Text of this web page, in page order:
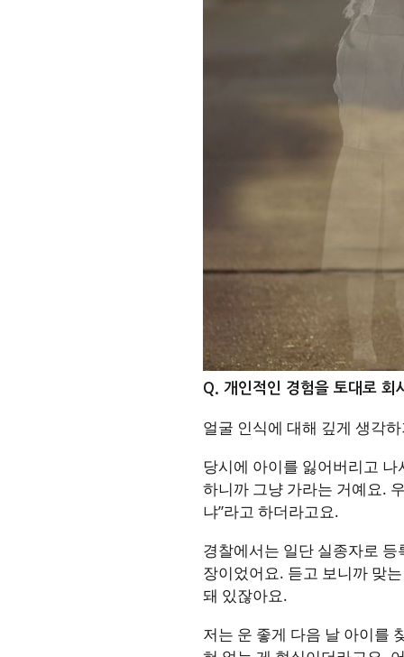
Q. 개인적인 경험을 토대로 회
얼굴 인식에 대해 깊게 생각
당시에 아이를 잃어버리고
하니까 그냥 가라는 거예요.
냐”라고 하더라고요.
경찰에서는 일단 실종자로
장이었어요. 듣고 보니까 맞
돼 있잖아요.
저는 운 좋게 다음 날 아이를